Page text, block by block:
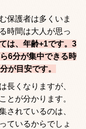
保護者は多くいま
時間は大人が思っ
は、年齢+1です。3
6分が集中できる時
が目安です。
長くなりますが、
とが分かります。
されているのは、
ているからでしょ